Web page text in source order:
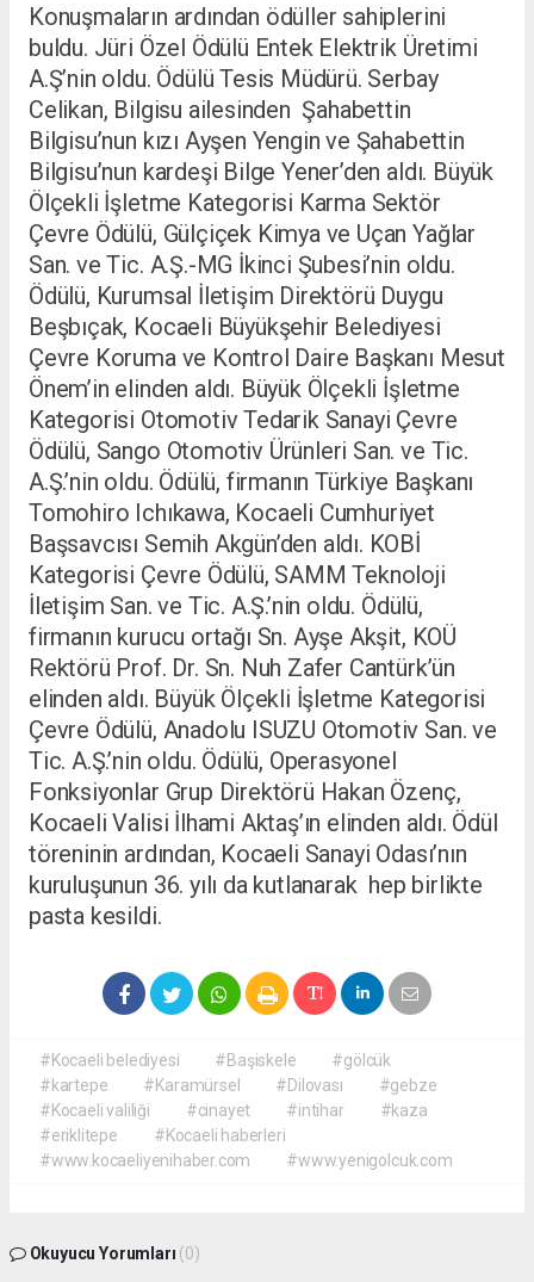
Konuşmaların ardından ödüller sahiplerini
buldu. Jüri Özel Ödülü Entek Elektrik Üretimi
A.Ş’nin oldu. Ödülü Tesis Müdürü. Serbay
Celikan, Bilgisu ailesinden Şahabettin
Bilgisu’nun kızı Ayşen Yengin ve Şahabettin
Bilgisu’nun kardeşi Bilge Yener’den aldı. Büyük
Ölçekli İşletme Kategorisi Karma Sektör
Çevre Ödülü, Gülçiçek Kimya ve Uçan Yağlar
San. ve Tic. A.Ş.-MG İkinci Şubesi’nin oldu.
Ödülü, Kurumsal İletişim Direktörü Duygu
Beşbıçak, Kocaeli Büyükşehir Belediyesi
Çevre Koruma ve Kontrol Daire Başkanı Mesut
Önem’in elinden aldı. Büyük Ölçekli İşletme
Kategorisi Otomotiv Tedarik Sanayi Çevre
Ödülü, Sango Otomotiv Ürünleri San. ve Tic.
A.Ş.’nin oldu. Ödülü, firmanın Türkiye Başkanı
Tomohiro Ichıkawa, Kocaeli Cumhuriyet
Başsavcısı Semih Akgün’den aldı. KOBİ
Kategorisi Çevre Ödülü, SAMM Teknoloji
İletişim San. ve Tic. A.Ş.’nin oldu. Ödülü,
firmanın kurucu ortağı Sn. Ayşe Akşit, KOÜ
Rektörü Prof. Dr. Sn. Nuh Zafer Cantürk’ün
elinden aldı. Büyük Ölçekli İşletme Kategorisi
Çevre Ödülü, Anadolu ISUZU Otomotiv San. ve
Tic. A.Ş.’nin oldu. Ödülü, Operasyonel
Fonksiyonlar Grup Direktörü Hakan Özenç,
Kocaeli Valisi İlhami Aktaş’ın elinden aldı. Ödül
töreninin ardından, Kocaeli Sanayi Odası’nın
kuruluşunun 36. yılı da kutlanarak hep birlikte
pasta kesildi.
#Kocaeli belediyesi #Başiskele
#gölcük
#kartepe
#Karamürsel #Dilovası
#gebze
#Kocaeli valiliği
#cinayet #intihar
#kaza
#eriklitepe
#Kocaeli haberleri
#www.kocaeliyenihaber.com
#www.yenigolcuk.com
Okuyucu Yorumları (0)